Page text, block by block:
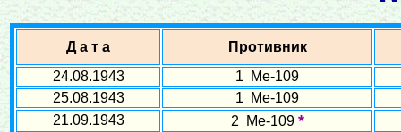
Д а т а
Противник
24.08.1943
1 Ме-109
25.08.1943
1 Ме-109
21.09.1943
2 Ме-109 *